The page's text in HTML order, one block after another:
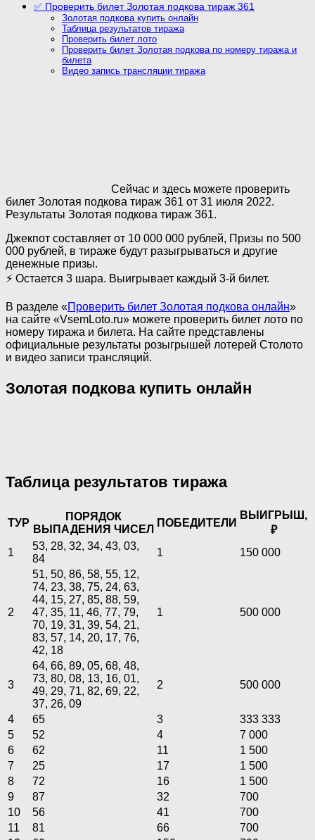
✅ Проверить билет Золотая подкова тираж 361
Золотая подкова купить онлайн
Таблица результатов тиража
Проверить билет лото
Проверить билет Золотая подкова по номеру тиража и
билета
Видео запись трансляции тиража
Сейчас и здесь можете проверить
билет Золотая подкова тираж 361 от 31 июля 2022.
Результаты Золотая подкова тираж 361.
Джекпот составляет от 10 000 000 рублей, Призы по 500
000 рублей, в тираже будут разыгрываться и другие
денежные призы.
⚡ Остается 3 шара. Выигрывает каждый 3-й билет.
В разделе «Проверить билет Золотая подкова онлайн»
на сайте «VsemLoto.ru» можете проверить билет лото по
номеру тиража и билета. На сайте представлены
официальные результаты розыгрышей лотерей Столото
и видео записи трансляций.
Золотая подкова купить онлайн
Таблица результатов тиража
ТУР
ПОРЯДОК
ВЫПАДЕНИЯ ЧИСЕЛ
ПОБЕДИТЕЛИ
ВЫИГРЫШ,
₽
1
53, 28, 32, 34, 43, 03,
84
1 150 000
2
51, 50, 86, 58, 55, 12,
74, 23, 38, 75, 24, 63,
44, 15, 27, 85, 88, 59,
47, 35, 11, 46, 77, 79,
70, 19, 31, 39, 54, 21,
83, 57, 14, 20, 17, 76,
42, 18
1 500 000
3
64, 66, 89, 05, 68, 48,
73, 80, 08, 13, 16, 01,
49, 29, 71, 82, 69, 22,
37, 26, 09
2 500 000
4 65 3
333 333
5
52 4
7 000
6
62 11
1 500
7
25 17
1 500
8
72 16
1 500
9
87 32
700
10
56 41
700
11
81 66
700